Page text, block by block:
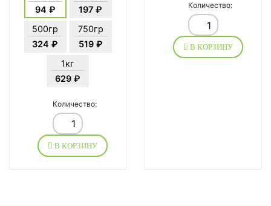
94 ₽
197 ₽
500гр
324 ₽
750гр
519 ₽
1кг
629 ₽
Количество:
В КОРЗИНУ
Количество:
В КОРЗИНУ